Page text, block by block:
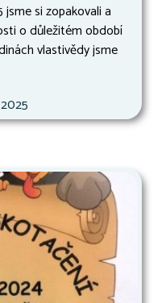
si zopakovali a
o důležitém období
vlastivědy jsme